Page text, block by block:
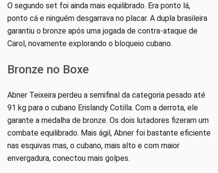
O segundo set foi ainda mais equilibrado. Era ponto lá,
ponto cá e ninguém desgarrava no placar. A dupla brasileira
garantiu o bronze após uma jogada de contra-ataque de
Carol, novamente explorando o bloqueio cubano.
Bronze no Boxe
Abner Teixeira perdeu a semifinal da categoria pesado até
91 kg para o cubano Erislandy Cotilla. Com a derrota, ele
garante a medalha de bronze. Os dois lutadores fizeram um
combate equilibrado. Mais ágil, Abner foi bastante eficiente
nas esquivas mas, o cubano, mais alto e com maior
envergadura, conectou mais golpes.